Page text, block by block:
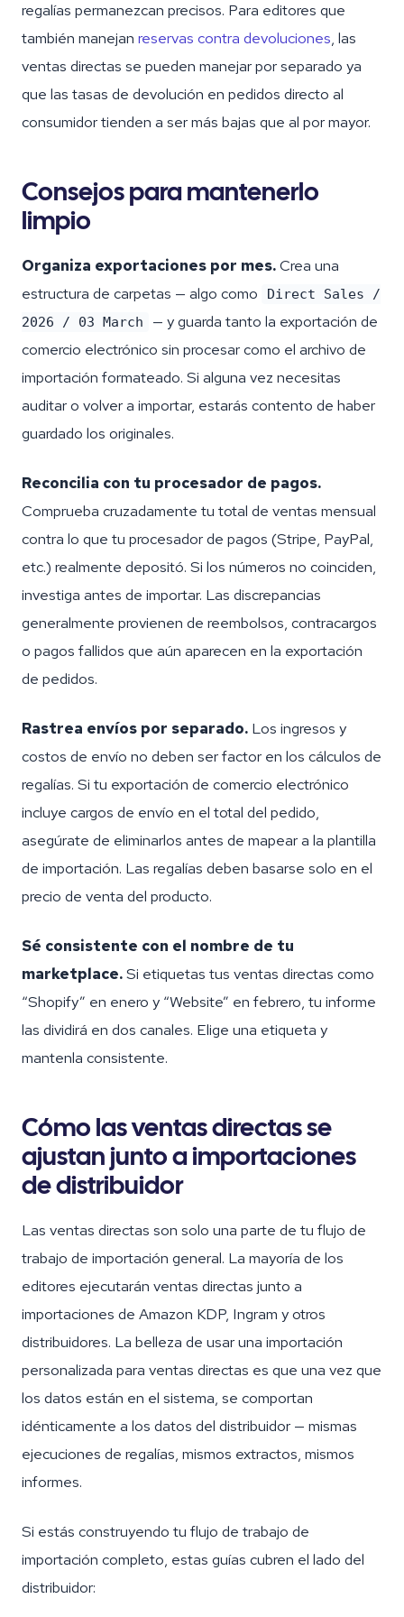
regalías permanezcan precisos. Para editores que
también manejan reservas contra devoluciones, las
ventas directas se pueden manejar por separado ya
que las tasas de devolución en pedidos directo al
consumidor tienden a ser más bajas que al por mayor.
Consejos para mantenerlo
limpio
Organiza exportaciones por mes.Crea una
estructura de carpetas — algo como
Direct Sales /
2026 / 03 March
— y guarda tanto la exportación de
comercio electrónico sin procesar como el archivo de
importación formateado. Si alguna vez necesitas
auditar o volver a importar, estarás contento de haber
guardado los originales.
Reconcilia con tu procesador de pagos.
Comprueba cruzadamente tu total de ventas mensual
contra lo que tu procesador de pagos (Stripe, PayPal,
etc.) realmente depositó. Si los números no coinciden,
investiga antes de importar. Las discrepancias
generalmente provienen de reembolsos, contracargos
o pagos fallidos que aún aparecen en la exportación
de pedidos.
Rastrea envíos por separado. Los ingresos y
costos de envío no deben ser factor en los cálculos de
regalías. Si tu exportación de comercio electrónico
incluye cargos de envío en el total del pedido,
asegúrate de eliminarlos antes de mapear a la plantilla
de importación. Las regalías deben basarse solo en el
precio de venta del producto.
Sé consistente con el nombre de tu
marketplace.Si etiquetas tus ventas directas como
“Shopify” en enero y “Website” en febrero, tu informe
las dividirá en dos canales. Elige una etiqueta y
mantenla consistente.
Cómo las ventas directas se
ajustan junto a importaciones
de distribuidor
Las ventas directas son solo una parte de tu flujo de
trabajo de importación general. La mayoría de los
editores ejecutarán ventas directas junto a
importaciones de Amazon KDP, Ingram y otros
distribuidores. La belleza de usar una importación
personalizada para ventas directas es que una vez que
los datos están en el sistema, se comportan
idénticamente a los datos del distribuidor — mismas
ejecuciones de regalías, mismos extractos, mismos
informes.
Si estás construyendo tu flujo de trabajo de
importación completo, estas guías cubren el lado del
distribuidor: